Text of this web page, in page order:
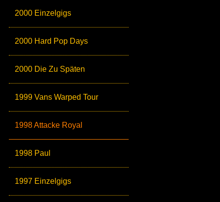
2000 Einzelgigs
2000 Hard Pop Days
2000 Die Zu Späten
1999 Vans Warped Tour
1998 Attacke Royal
1998 Paul
1997 Einzelgigs